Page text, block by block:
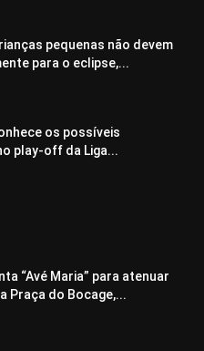
pequenas não devem
para o eclipse,...
os possíveis
play-off da Liga...
“Avé Maria” para atenuar
Praça do Bocage,...